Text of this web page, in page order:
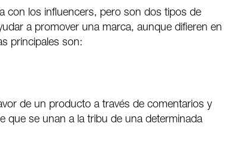
con los influencers, pero son dos tipos de
a promover una marca, aunque difieren en
principales son:
de un producto a través de comentarios y
que se unan a la tribu de una determinada